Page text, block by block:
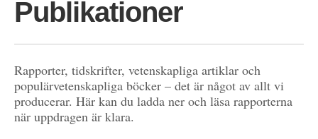
Publikationer
Rapporter, tidskrifter, vetenskapliga artiklar och
populärvetenskapliga böcker – det är något av allt vi
producerar. Här kan du ladda ner och läsa rapporterna
när uppdragen är klara.